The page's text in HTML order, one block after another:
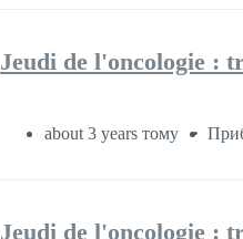
Jeudi de l'oncologie :
about 3 years тому
Jeudi de l'oncologie :